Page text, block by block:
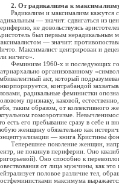
2. От радикализма к
Радикализм и максимализм кажутся
— значит: сдвигаться из
не довольствуясь
был первым нерадикальным
— значит:
Максималист центрирован и
ничего».
Феминизм 1960-х и последующих
организованному
акт, который
контрабандой
радикальные феминистки
признаку, каковой,
таким образом, от коллективного
гомоэротизме.
есть его пребывание сразу в себе и
женщину обязательно как
— книга Кристины
Теперешнее поколение женщин,
не покинув периферии. Оно
Оно способно к
от лица мужчины, как
половое различие тел,
максимума